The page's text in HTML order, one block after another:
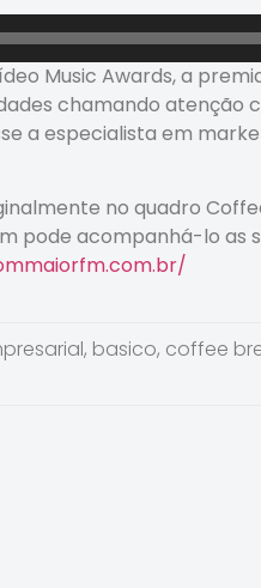
Music Awards, a
chamando atenção
a especialista em
no quadro
pode acompanhá-lo as
, basico, coffee